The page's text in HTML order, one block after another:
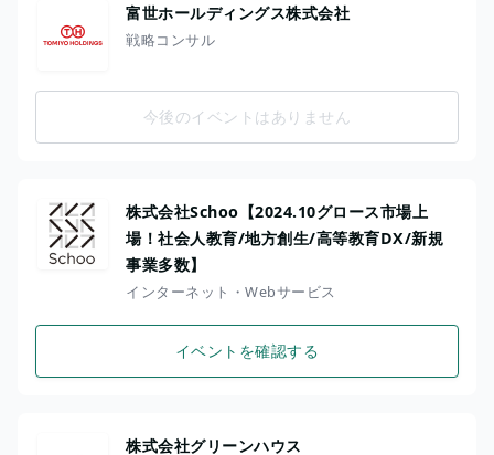
富世ホールディングス株式会社
戦略コンサル
今後のイベントはありません
株式会社Schoo【2024.10グロース市場上
場！社会人教育/地方創生/高等教育DX/新規
事業多数】
インターネット・Webサービス
イベントを確認する
株式会社グリーンハウス